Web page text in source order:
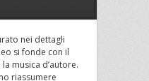
nei dettagli
si fonde con il
musica d’autore.
riassumere